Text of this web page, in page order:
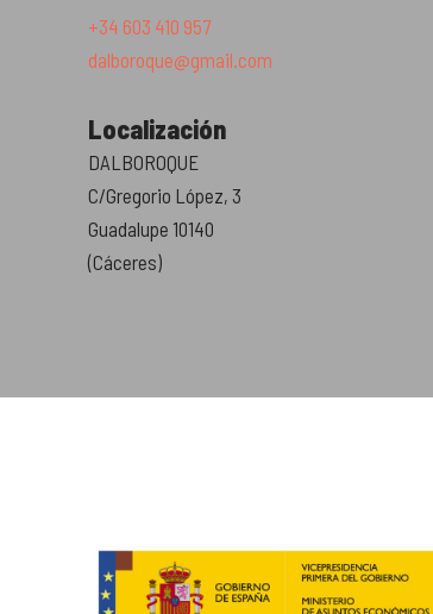
+34 603 410 957
dalboroque@gmail.com
Localización
DALBOROQUE
C/Gregorio López, 3
Guadalupe 10140
(Cáceres)